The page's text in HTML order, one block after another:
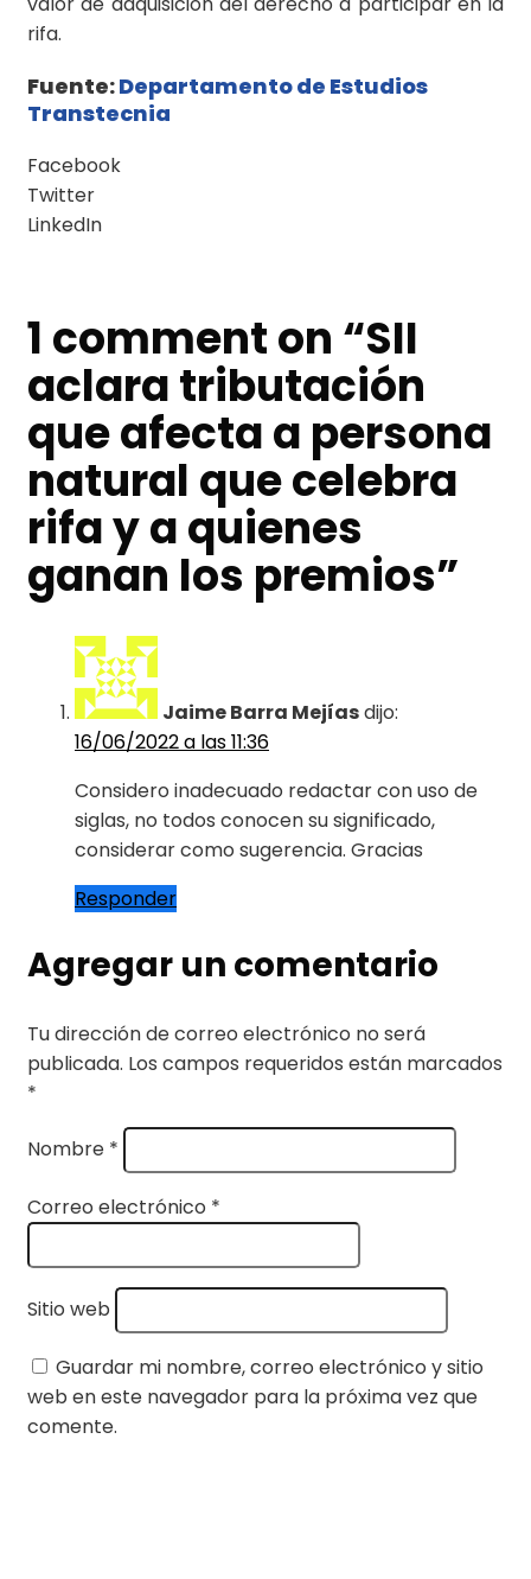
rifa.
Fuente:Departamento de Estudios
Transtecnia
Facebook
Twitter
LinkedIn
1 comment on “SII
aclara tributación
que afecta a persona
natural que celebra
rifa y a quienes
ganan los premios”
Jaime Barra Mejíasdijo:
16/06/2022 a las 11:36
Considero inadecuado redactar con uso de
siglas, no todos conocen su significado,
considerar como sugerencia. Gracias
Responder
Agregar un comentario
Tu dirección de correo electrónico no será
publicada. Los campos requeridos están marcados
*
Nombre *
Correo electrónico *
Sitio web
Guardar mi nombre, correo electrónico y sitio
web en este navegador para la próxima vez que
comente.